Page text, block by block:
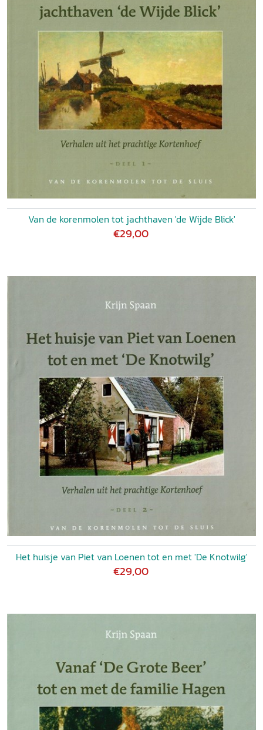
Van de korenmolen tot jachthaven 'de Wijde Blick'
€29,00
Het huisje van Piet van Loenen tot en met 'De Knotwilg'
€29,00